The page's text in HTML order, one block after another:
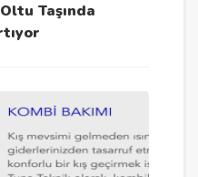
Taşında